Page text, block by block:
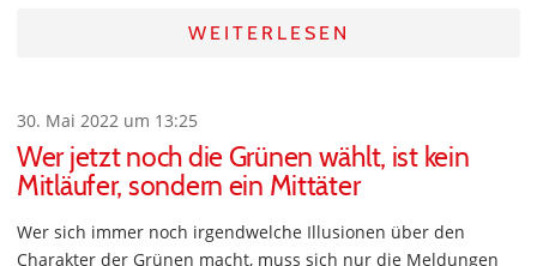
WEITERLESEN
30. Mai 2022 um 13:25
Wer jetzt noch die Grünen wählt, ist kein
Mitläufer, sondern ein Mittäter
Wer sich immer noch irgendwelche Illusionen über den
Charakter der Grünen macht, muss sich nur die Meldungen